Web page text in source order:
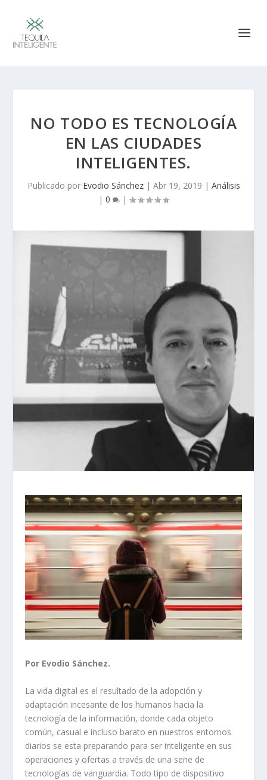
NO TODO ES TECNOLOGÍA
EN LAS CIUDADES
INTELIGENTES.
Publicado por Evodio Sánchez| Abr 19, 2019 | Análisis
| 0 |
Por Evodio Sánchez.
La vida digital es el resultado de la adopción y
adaptación incesante de los humanos hacia la
tecnología de la información, donde cada objeto
común, casual e incluso barato en nuestros entornos
diarios se esta preparando para ser inteligente en sus
operaciones y ofertas a través de una serie de
tecnologías de vanguardia. Todo tipo de dispositivo